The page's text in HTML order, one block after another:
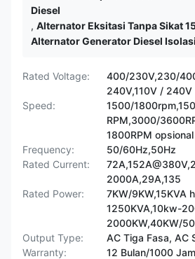
Diesel
, Alternator Eksitasi Tanpa Sikat
Alternator Generator Diesel
Rated Voltage:
400/230V,230/
240V,110V / 240V
Speed:
1500/
RPM,3000/
1800RPM opsional
Frequency:
50/60Hz,50Hz
Rated Current:
2000A,29A,135
Rated Power:
7KW/9KW,15KVA
1250KVA,10kw-
2000KW,40KW/
Output Type:
AC Tiga Fasa, AC
Warranty:
12 Bulan/1000